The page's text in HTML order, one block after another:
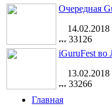
Очередная
14.02.2018
33126
iGuruFest во
13.02.2018
33266
Главная